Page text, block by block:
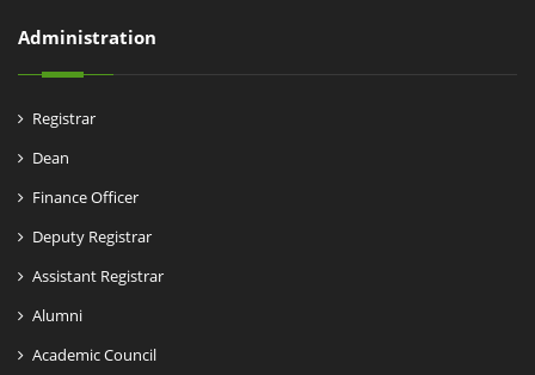
Administration
Registrar
Dean
Finance Officer
Deputy Registrar
Assistant Registrar
Alumni
Academic Council